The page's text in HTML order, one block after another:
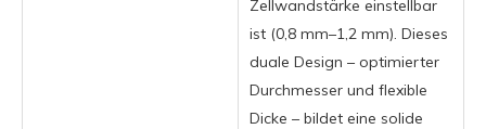
Zellwandstärke einstellbar
ist (0,8 mm–1,2 mm). Dieses
duale Design – optimierter
Durchmesser und flexible
Dicke – bildet eine solide